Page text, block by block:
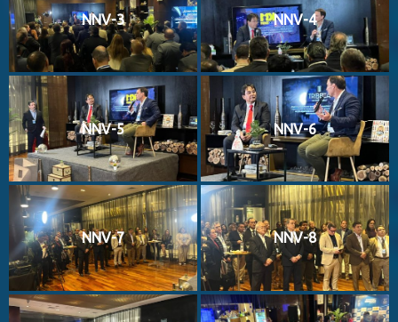
NNV-3 NNV-4
NNV-5 NNV-6
NNV-7 NNV-8